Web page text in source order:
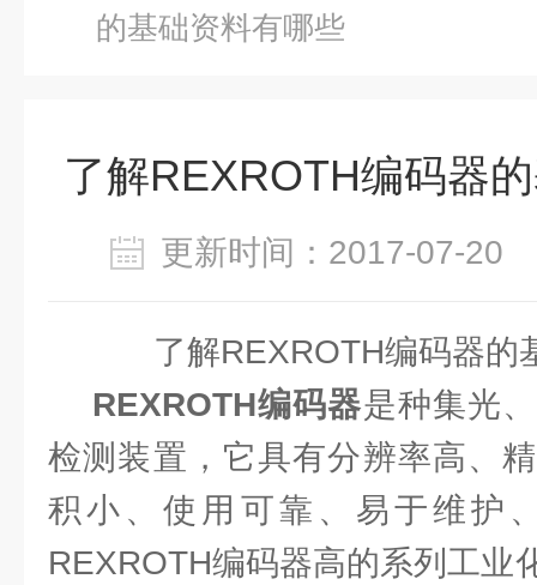
的基础资料有哪些
了解REXROTH编码器
更新时间：2017-07-
了解REXROTH编码器的
REXROTH编码器是种集光
检测装置，它具有分辨率高、
积小、使用可靠、易于维护
REXROTH编码器高的系列工业